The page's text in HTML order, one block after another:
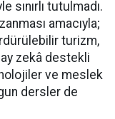
sınırlı tutulmadı.
amacıyla;
turizm,
zekâ destekli
ve meslek
dersler de